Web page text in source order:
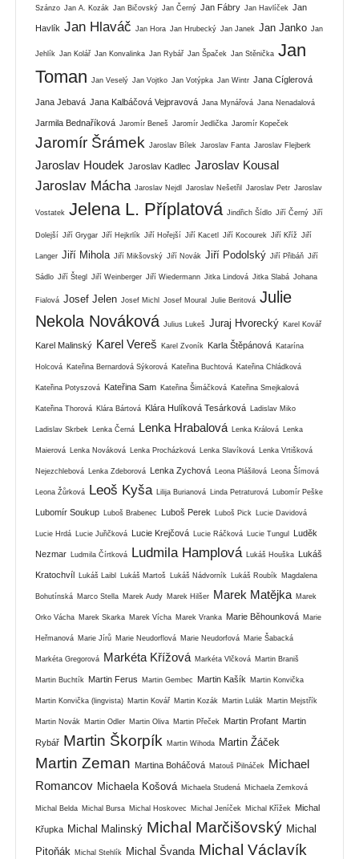
Szánzo Jan A. Kozák Jan Bičovský Jan Černý Jan Fábry Jan Havlíček Jan
Havlík Jan Hlaváč Jan Hora Jan Hrubecký Jan Janek Jan Janko Jan
Jehlík Jan Kolář Jan Konvalinka Jan Rybář Jan Špaček Jan Stěnička Jan
Toman
Jan Veselý Jan Vojtko Jan Votýpka Jan Wintr Jana Cíglerová
Jana Jebavá Jana Kalbáčová Vejpravová Jana Mynářová Jana Nenadalová
Jarmila Bednaříková Jaromír Beneš Jaromír Jedlička Jaromír Kopeček
Jaromír Šrámek Jaroslav Bílek Jaroslav Fanta Jaroslav Flejberk
Jaroslav Houdek Jaroslav Kadlec Jaroslav Kousal
Jaroslav Mácha Jaroslav Nejdl Jaroslav Nešetřil Jaroslav Petr Jaroslav
Vostatek Jelena L. Příplatová Jindřich Šídlo Jiří Černý Jiří
Dolejší Jiří Grygar Jiří Hejkrlík Jiří Hořejší Jiří Kacetl Jiří Kocourek Jiří Kříž Jiří
Langer Jiří Mihola Jiří Mikšovský Jiří Novák Jiří Podolský Jiří Přibáň Jiří
Sádlo Jiří Štegl Jiří Weinberger Jiří Wiedermann Jitka Lindová Jitka Slabá Johana
Fialová Josef Jelen Josef Michl Josef Moural Julie Beritová Julie
Nekola Nováková Julius Lukeš Juraj Hvorecký Karel Kovář
Karel Malinský Karel Vereš Karel Zvoník Karla Štěpánová Katarína
Holcová Kateřina Bernardová Sýkorová Kateřina Buchtová Kateřina Chládková
Kateřina Potyszová Kateřina Sam Kateřina Šimáčková Kateřina Smejkalová
Kateřina Thorová Klára Bártová Klára Hulíková Tesárková Ladislav Miko
Ladislav Skrbek Lenka Černá Lenka Hrabalová Lenka Králová Lenka
Maierová Lenka Nováková Lenka Procházková Lenka Slavíková Lenka Vrtišková
Nejezchlebová Lenka Zdeborová Lenka Zychová Leona Plášilová Leona Šímová
Leona Žůrková Leoš Kyša Lilija Burianová Linda Petraturová Lubomír Peške
Lubomír Soukup Luboš Brabenec Luboš Perek Luboš Pick Lucie Davidová
Lucie Hrdá Lucie Juřičková Lucie Krejčová Lucie Ráčková Lucie Tungul Luděk
Nezmar Ludmila Čírtková Ludmila Hamplová Lukáš Houška Lukáš
Kratochvíl Lukáš Laibl Lukáš Martoš Lukáš Nádvorník Lukáš Roubík Magdalena
Bohutínská Marco Stella Marek Audy Marek Hilšer Marek Matějka Marek
Orko Vácha Marek Skarka Marek Vícha Marek Vranka Marie Běhounková Marie
Heřmanová Marie Jírů Marie Neudorflová Marie Neudorfová Marie Šabacká
Markéta Gregorová Markéta Křížová Markéta Vlčková Martin Braniš
Martin Buchtík Martin Ferus Martin Gembec Martin Kašík Martin Konvička
Martin Konvička (lingvista) Martin Kovář Martin Kozák Martin Lulák Martin Mejstřík
Martin Novák Martin Odler Martin Oliva Martin Přeček Martin Profant Martin
Rybář Martin Škorpík Martin Wihoda Martin Žáček
Martin Zeman Martina Boháčová Matouš Pilnáček
Michael
Romancov Michaela Košová Michaela Studená Michaela Zemková
Michal Belda Michal Bursa Michal Hoskovec Michal Jeníček Michal Křížek Michal
Křupka Michal Malinský Michal Marčišovský Michal
Pitoňák
Michal Stehlík Michal Švanda Michal Václavík